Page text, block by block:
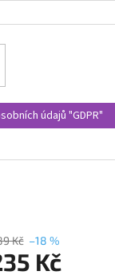
údajů "GDPR"
Kč –18 %
Kč